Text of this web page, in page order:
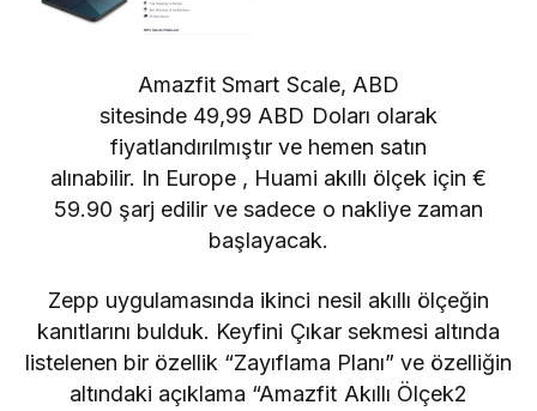
Amazfit Smart Scale, ABD
sitesinde 49,99 ABD Doları olarak
fiyatlandırılmıştır ve hemen satın
alınabilir. In Europe, Huami akıllı ölçek için €
59.90 şarj edilir ve sadece o nakliye zaman
başlayacak.
Zepp uygulamasında ikinci nesil akıllı ölçeğin
kanıtlarını bulduk. Keyfini Çıkar sekmesi altında
listelenen bir özellik “Zayıflama Planı” ve özelliğin
altındaki açıklama “Amazfit Akıllı Ölçek2